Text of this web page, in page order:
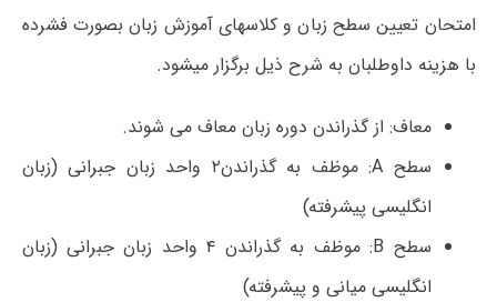
امتحان تعیین سطح زبان و کلاسهای آموزش زبان بصورت فشرده
با هزینه داوطلبان به شرح ذیل برگزار میشود.
معاف: از گذراندن دوره زبان معاف می شوند.
سطح A: موظف به گذراندن۲ واحد زبان جبرانی (زبان
انگلیسی پیشرفته)
سطح B: موظف به گذراندن ۴ واحد زبان جبرانی (زبان
انگلیسی میانی و پیشرفته)